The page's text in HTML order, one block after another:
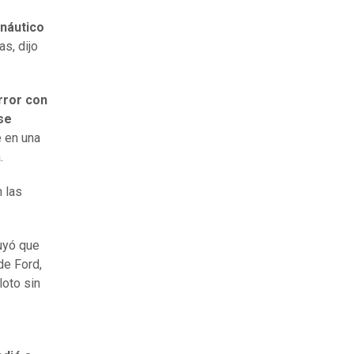
dijo
con
una
las
que
Ford,
sin